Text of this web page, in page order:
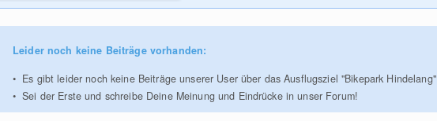
Leider noch keine Beiträge vorhanden:
Es gibt leider noch keine Beiträge unserer User über das Ausflugsziel "Bikepark Hindelang"
Sei der Erste und schreibe Deine Meinung und Eindrücke in unser Forum!